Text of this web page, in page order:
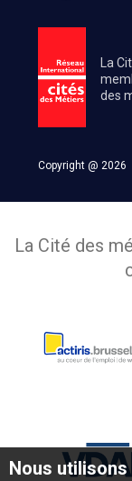
Nous
La
des
Copyright @ 2026
La Cité des